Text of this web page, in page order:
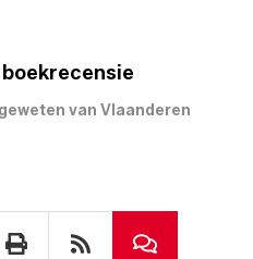
van Vlaanderen